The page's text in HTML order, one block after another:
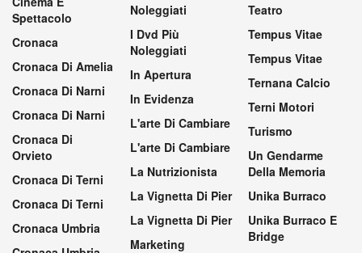
Spettacolo
Cronaca
Cronaca Di Amelia
Cronaca Di Narni
Cronaca Di Narni
Cronaca Di
Orvieto
Cronaca Di Terni
Cronaca Di Terni
Cronaca Umbria
Noleggiati
I Dvd Più
Noleggiati
In Apertura
In Evidenza
L'arte Di Cambiare
L'arte Di Cambiare
La Nutrizionista
La Vignetta Di Pier
La Vignetta Di Pier
Marketing
Teatro
Tempus Vitae
Tempus Vitae
Ternana Calcio
Terni Motori
Turismo
Un Gendarme
Della Memoria
Unika Burraco
Unika Burraco E
Bridge